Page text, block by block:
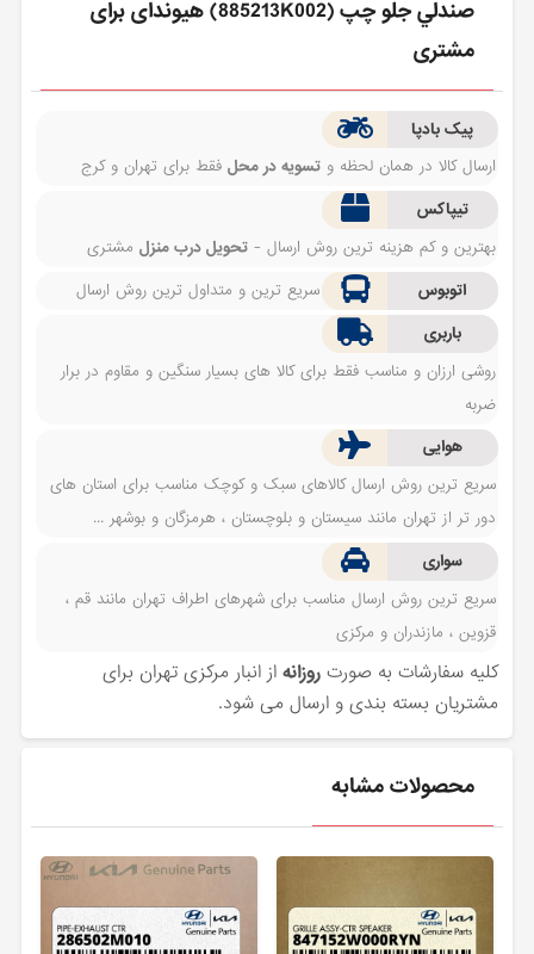
صندلي جلو چپ (885213K002) هیوندای برای
مشتری
پیک بادپا
ارسال کالا در همان لحظه وتسویه در محل فقط برای تهران و کرج
تیپاکس
بهترین و کم هزینه ترین روش ارسال -تحویل درب منزل مشتری
اتوبوس
سریع ترین و متداول ترین روش ارسال
باربری
روشی ارزان و مناسب فقط برای کالا های بسیار سنگین و مقاوم در برار
ضربه
هوایی
سریع ترین روش ارسال کالاهای سبک و کوچک مناسب برای استان های
دور تر از تهران مانند سیستان و بلوچستان ، هرمزگان و بوشهر ...
سواری
سریع ترین روش ارسال مناسب برای شهرهای اطراف تهران مانند قم ،
قزوین ، مازندران و مرکزی
کلیه سفارشات به صورتروزانه از انبار مرکزی تهران برای
مشتریان بسته بندی و ارسال می شود.
محصولات مشابه